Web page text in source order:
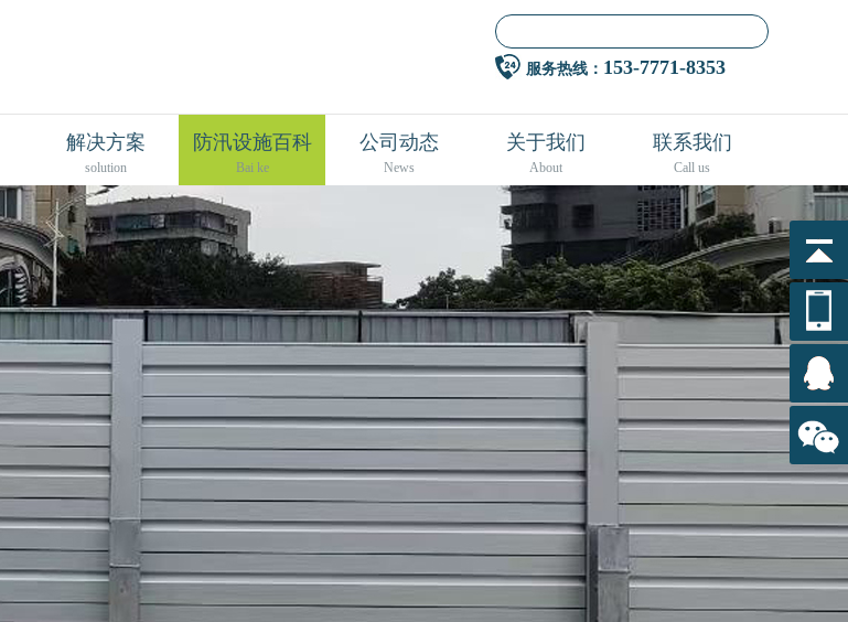
服务热线： 153-7771-8353
解决方案
solution
防汛设施百科
Bai ke
公司动态
News
关于我们
About
联系我们
Call us